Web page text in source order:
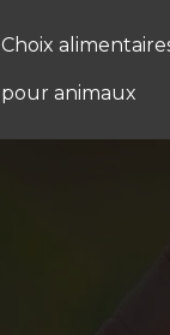
Choix
pour animaux